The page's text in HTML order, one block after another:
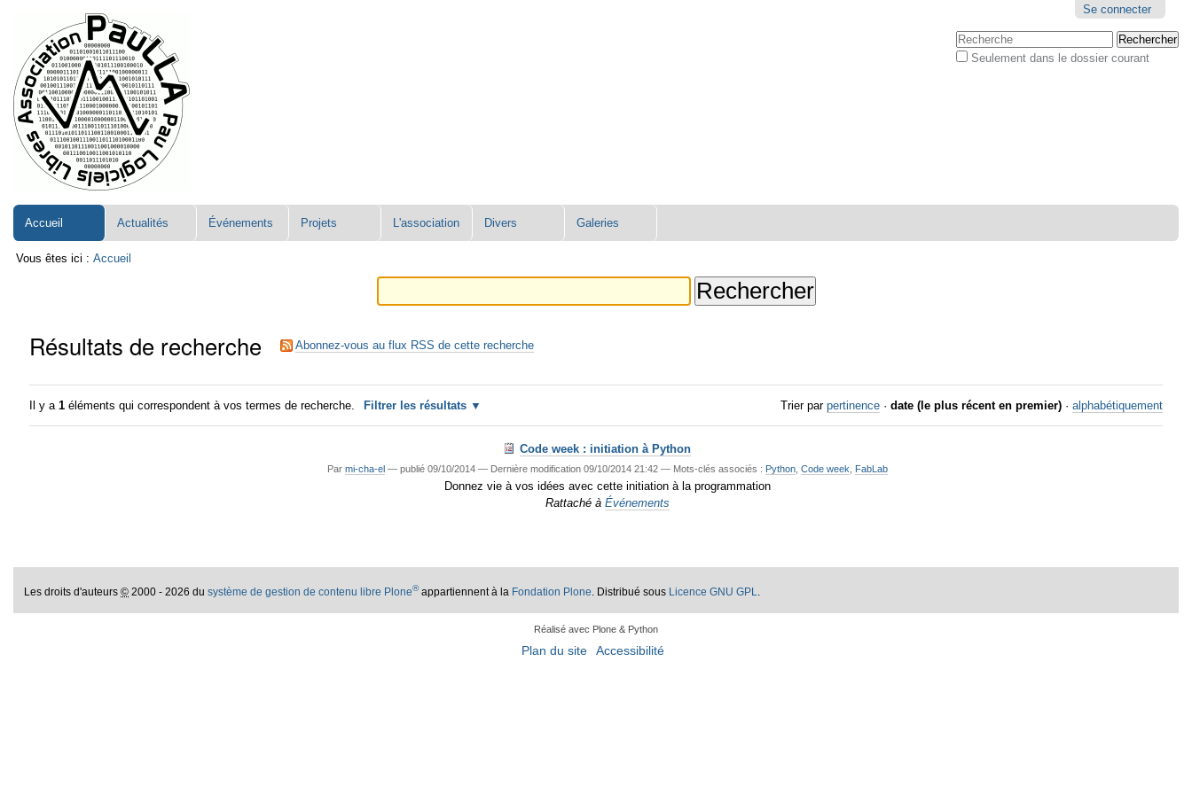
contenu.
Aller
à
la
navigation
personnels
Se connecter
Chercher par
Seulement dans le dossier courant
Accueil Actualités Événements Projets L'association Divers Galeries
Vous êtes ici : Accueil
Résultats de recherche Abonnez-vous au flux RSS de cette recherche
Il y a1 éléments qui correspondent à vos termes de recherche. Filtrer les résultats Trier par pertinence · date (le plus récent en premier) · alphabétiquement
Code week : initiation à Python
Par mi-cha-el — publié09/10/2014 — Dernière modification09/10/2014 21:42 — Mots-clés associés : Python, Code week FabLab
Donnez vie à vos idées avec cette initiation à la programmation
Rattaché à Événements
Les droits d'auteurs© 2000 - 2026 dusystème de gestion de contenu libre Plone®appartiennent à la Fondation Plone. Distribué sous Licence GNU GPL.
Réalisé avec Plone & Python
Plan du site Accessibilité